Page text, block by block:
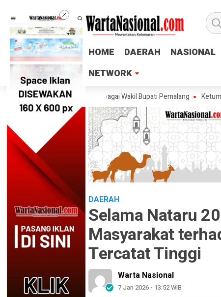
HOME DAERAH NASIONAL
NETWORK
HOME DAERAH NASIONAL
NETWORK
Tak Ingin Maju sebagai Wakil Bupati Pemalang Ketum PTMSI
DAERAH
Selama Nataru
Masyarakat
Tercatat Tinggi
Warta Nasional
7 Jan 2026 - 13:52 WIB